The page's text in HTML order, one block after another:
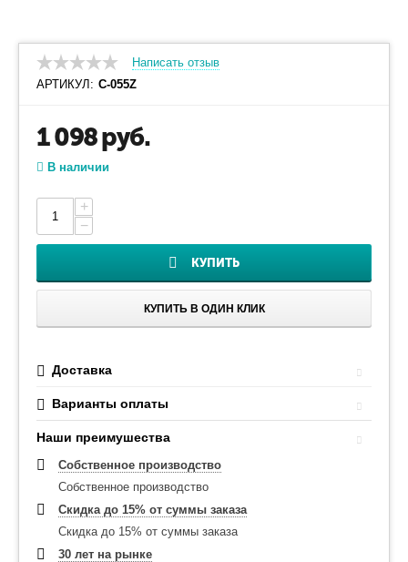
Написать отзыв
АРТИКУЛ: С-055Z
1 098руб.
В наличии
+
−
КУПИТЬ
КУПИТЬ В ОДИН КЛИК
Доставка
Варианты оплаты
Наши преимушества
Собственное производство
Собственное производство
Скидка до 15% от суммы заказа
Скидка до 15% от суммы заказа
30 лет на рынке